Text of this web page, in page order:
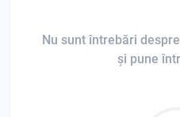
Nu sunt întrebări
și pune